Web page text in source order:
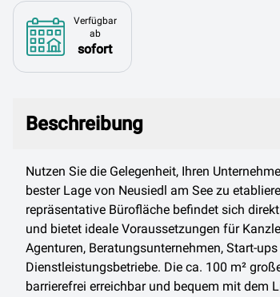
Verfügbar
ab
sofort
Beschreibung
Nutzen Sie die Gelegenheit, Ihren
bester Lage von Neusiedl am See zu
repräsentative Bürofläche befindet sich
und bietet ideale Voraussetzungen für
Agenturen, Beratungsunternehmen, Start-
Dienstleistungsbetriebe. Die ca. 100 m²
barrierefrei erreichbar und bequem mit dem